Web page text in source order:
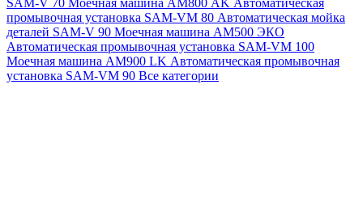
SAM-V 70 Моечная машина АМ800 AK Автоматическая
промывочная установка SAM-VM 80 Автоматическая мойка
деталей SAM-V 90 Моечная машина АМ500 ЭКО
Автоматическая промывочная установка SAM-VM 100
Моечная машина AM900 LK Автоматическая промывочная
установка SAM-VM 90 Все категории